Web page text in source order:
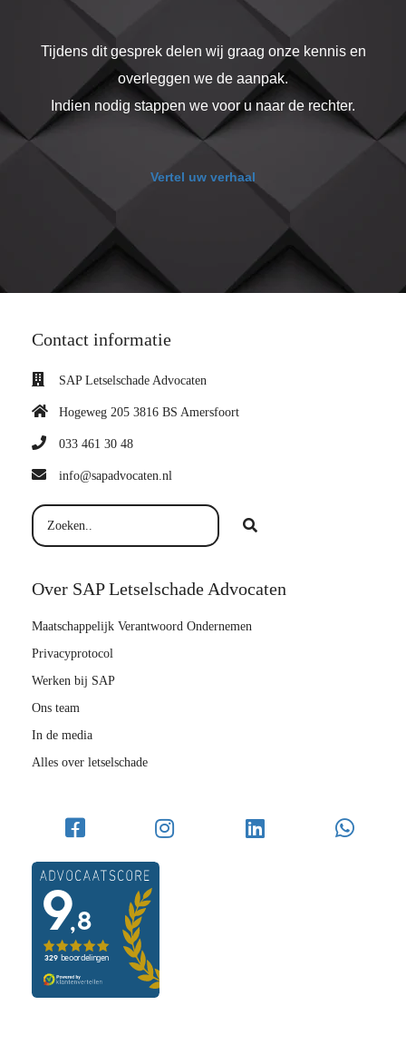
Tijdens dit gesprek delen wij graag onze kennis en
overleggen we de aanpak.
Indien nodig stappen we voor u naar de rechter.
Vertel uw verhaal
Contact informatie
SAP Letselschade Advocaten
Hogeweg 205 3816 BS Amersfoort
033 461 30 48
info@sapadvocaten.nl
Over SAP Letselschade Advocaten
Maatschappelijk Verantwoord Ondernemen
Privacyprotocol
Werken bij SAP
Ons team
In de media
Alles over letselschade